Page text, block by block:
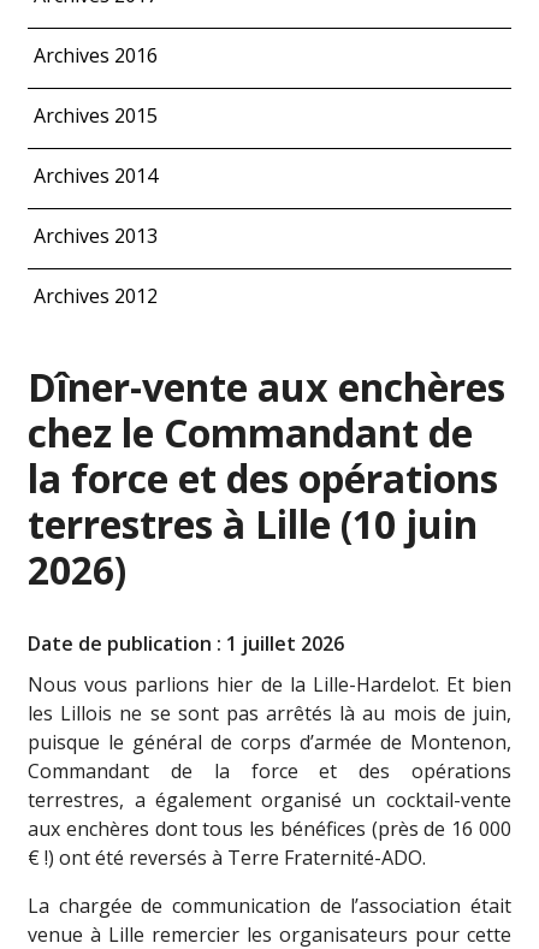
Archives 2016
Archives 2015
Archives 2014
Archives 2013
Archives 2012
Dîner-vente aux enchères
chez le Commandant de
la force et des opérations
terrestres à Lille (10 juin
2026)
Date de publication : 1 juillet 2026
Nous vous parlions hier de la Lille-Hardelot. Et bien
les Lillois ne se sont pas arrêtés là au mois de juin,
puisque le général de corps d’armée de Montenon,
Commandant de la force et des opérations
terrestres, a également organisé un cocktail-vente
aux enchères dont tous les bénéfices (près de 16 000
€ !) ont été reversés à Terre Fraternité-ADO.
La chargée de communication de l’association était
venue à Lille remercier les organisateurs pour cette